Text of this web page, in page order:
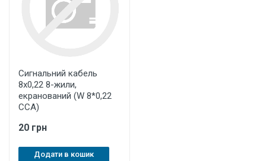
Сигнальний кабель
8х0,22 8-жили,
екранований (W 8*0,22
ССА)
20 грн
Додати в кошик